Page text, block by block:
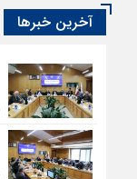
آخرین خبرها